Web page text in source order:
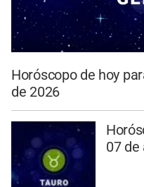
Horóscopo de hoy
de 2026
07 de